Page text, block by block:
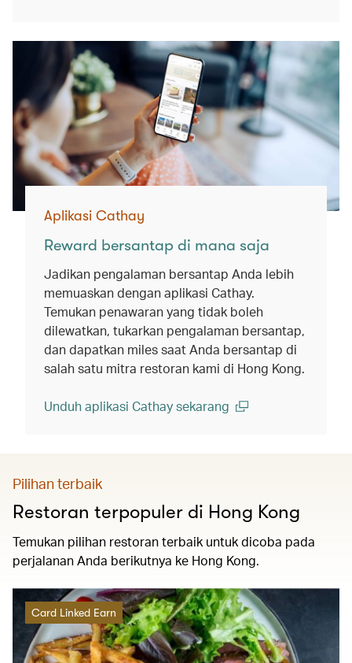
Aplikasi Cathay
Reward bersantap di mana saja
Jadikan pengalaman bersantap Anda lebih
memuaskan dengan aplikasi Cathay.
Temukan penawaran yang tidak boleh
dilewatkan, tukarkan pengalaman bersantap,
dan dapatkan miles saat Anda bersantap di
salah satu mitra restoran kami di Hong Kong.
Unduh aplikasi Cathay sekarang
Pilihan terbaik
Restoran terpopuler di Hong Kong
Temukan pilihan restoran terbaik untuk dicoba pada
perjalanan Anda berikutnya ke Hong Kong.
Card Linked Earn